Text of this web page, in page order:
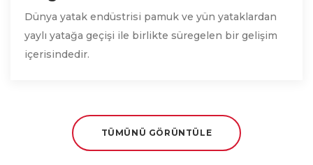
Dünya yatak endüstrisi pamuk ve yün yataklardan
yaylı yatağa geçişi ile birlikte süregelen bir gelişim
içerisindedir.
TÜMÜNÜ GÖRÜNTÜLE